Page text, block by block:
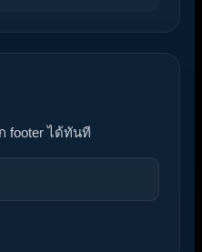
footer ได้ทันที